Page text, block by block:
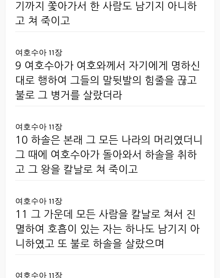
기까지 쫓아가서 한 사람도 남기지 아니하
고 쳐 죽이고
여호수아 11장
9 여호수아가 여호와께서 자기에게 명하신
대로 행하여 그들의 말뒷발의 힘줄을 끊고
불로 그 병거를 살랐더라
여호수아 11장
10 하솔은 본래 그 모든 나라의 머리였더니
그 때에 여호수아가 돌아와서 하솔을 취하
고 그 왕을 칼날로 쳐 죽이고
여호수아 11장
11 그 가운데 모든 사람을 칼날로 쳐서 진
멸하여 호흡이 있는 자는 하나도 남기지 아
니하였고 또 불로 하솔을 살랐으며
여호수아 11장